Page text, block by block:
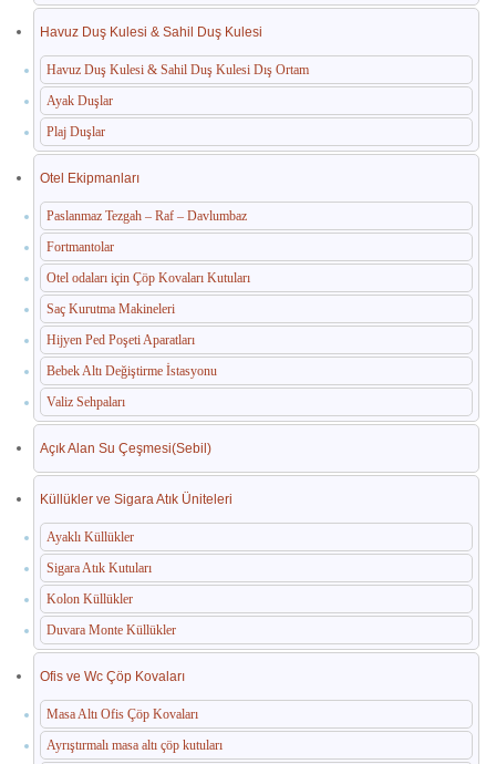
Havuz Duş Kulesi & Sahil Duş Kulesi
Havuz Duş Kulesi & Sahil Duş Kulesi Dış Ortam
Ayak Duşlar
Plaj Duşlar
Otel Ekipmanları
Paslanmaz Tezgah – Raf – Davlumbaz
Fortmantolar
Otel odaları için Çöp Kovaları Kutuları
Saç Kurutma Makineleri
Hijyen Ped Poşeti Aparatları
Bebek Altı Değiştirme İstasyonu
Valiz Sehpaları
Açık Alan Su Çeşmesi(Sebil)
Küllükler ve Sigara Atık Üniteleri
Ayaklı Küllükler
Sigara Atık Kutuları
Kolon Küllükler
Duvara Monte Küllükler
Ofis ve Wc Çöp Kovaları
Masa Altı Ofis Çöp Kovaları
Ayrıştırmalı masa altı çöp kutuları